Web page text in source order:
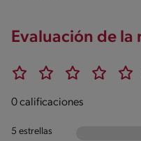
Evaluación de la
0 calificaciones
5 estrellas